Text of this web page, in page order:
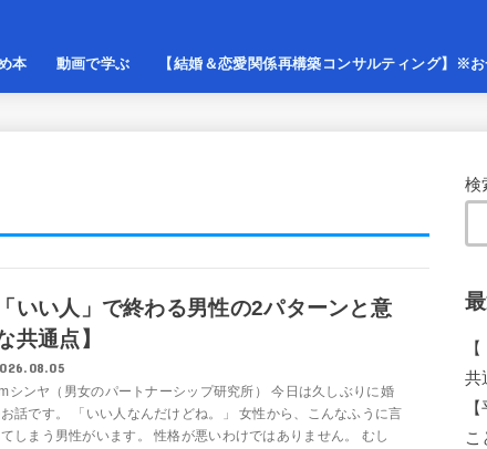
本 動画で学ぶ 【結婚＆恋愛関係再構築コンサルティング】※
「いい人」で終わる男性の2パターンと意
共通点】
シンヤ（男女のパートナーシップ研究所） 今日は久しぶりに婚
話です。 「いい人なんだけどね。」 女性から、こんなふうに言
しまう男性がいます。 性格が悪いわけではありません。 むし
検
共
こ